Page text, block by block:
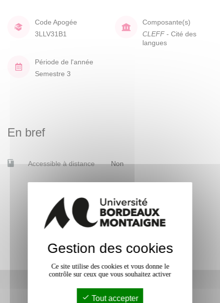
Code Apogée
3LLV31B1
Composante(s)
CLEFF - Cité des
langues
Période de l'année
Semestre 3
En bref
Accessible à distance Non
Gestion des cookies
Ce site utilise des cookies et vous donne le
contrôle sur ceux que vous souhaitez activer
Tout accepter